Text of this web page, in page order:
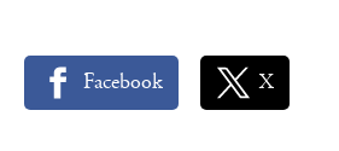
Facebook X